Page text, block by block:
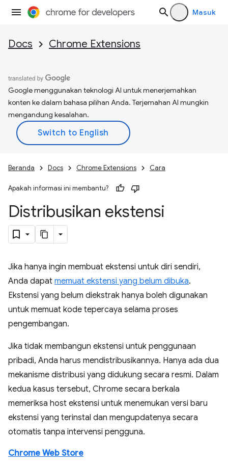
Masuk
Docs Chrome Extensions
Google menggunakan teknologi AI untuk menerjemahkan
konten ke dalam bahasa pilihan Anda. Terjemahan AI mungkin
mengandung kesalahan.
Beranda Docs Chrome Extensions Cara
Apakah informasi ini membantu?
Distribusikan ekstensi
Jika hanya ingin membuat ekstensi untuk diri sendiri,
Anda dapat memuat ekstensi yang belum dibuka.
Ekstensi yang belum diekstrak hanya boleh digunakan
untuk memuat kode tepercaya selama proses
pengembangan.
Jika tidak membangun ekstensi untuk penggunaan
pribadi, Anda harus mendistribusikannya. Hanya ada dua
mekanisme distribusi yang didukung secara resmi. Dalam
kedua kasus tersebut, Chrome secara berkala
memeriksa host ekstensi untuk menemukan versi baru
ekstensi yang terinstal dan mengupdatenya secara
otomatis tanpa intervensi pengguna.
Chrome Web Store